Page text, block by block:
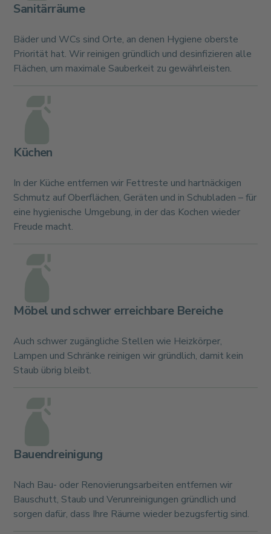
Sanitärräume
Bäder und WCs sind Orte, an denen Hygiene oberste
Priorität hat. Wir reinigen gründlich und desinfizieren alle
Flächen, um maximale Sauberkeit zu gewährleisten.
Küchen
In der Küche entfernen wir Fettreste und hartnäckigen
Schmutz auf Oberflächen, Geräten und in Schubladen – für
eine hygienische Umgebung, in der das Kochen wieder
Freude macht.
Möbel und schwer erreichbare Bereiche
Auch schwer zugängliche Stellen wie Heizkörper,
Lampen und Schränke reinigen wir gründlich, damit kein
Staub übrig bleibt.
Bauendreinigung
Nach Bau- oder Renovierungsarbeiten entfernen wir
Bauschutt, Staub und Verunreinigungen gründlich und
sorgen dafür, dass Ihre Räume wieder bezugsfertig sind.